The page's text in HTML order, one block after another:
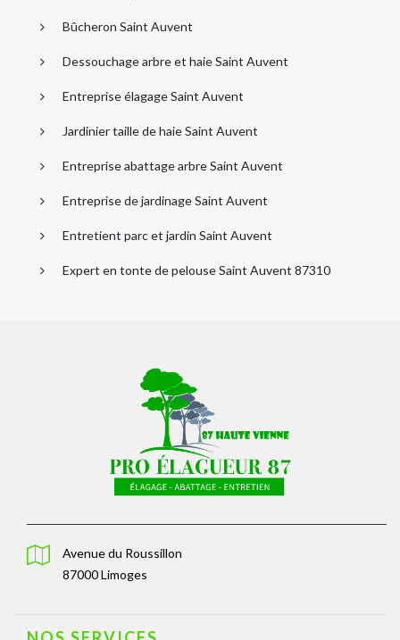
Bûcheron Saint Auvent
Dessouchage arbre et haie Saint Auvent
Entreprise élagage Saint Auvent
Jardinier taille de haie Saint Auvent
Entreprise abattage arbre Saint Auvent
Entreprise de jardinage Saint Auvent
Entretient parc et jardin Saint Auvent
Expert en tonte de pelouse Saint Auvent 87310
Avenue du Roussillon
87000 Limoges